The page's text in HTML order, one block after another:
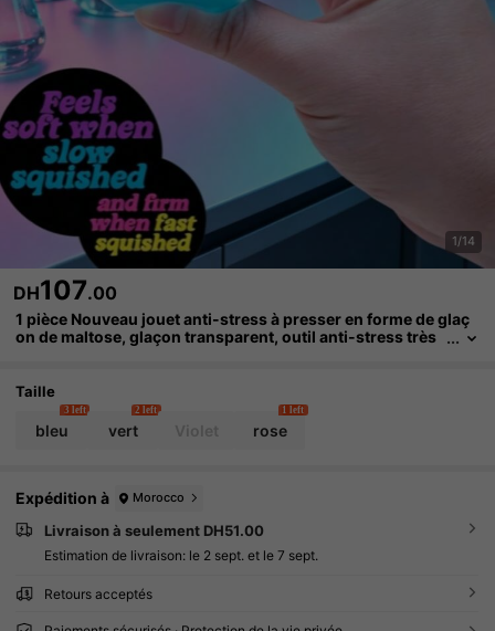
1/14
DH107.00
1 pièce Nouveau jouet anti-stress à presser en forme de glaç
on de maltose, glaçon transparent, outil anti-stress très
d'anniversaire, cadeau de vacances, cadeau parfait, cadeau p
our passionnés
Taille
bleu
3 left
vert
2 left
rose
1 left
Expédition à Morocco
Livraison à seulement DH51.00
Estimation de livraison: le 2 sept. et le 7 sept.
Retours acceptés